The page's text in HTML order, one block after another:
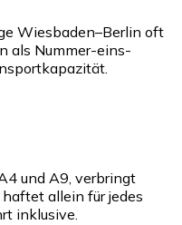
Wiesbaden–Berlin oft
als Nummer-eins-
und A9, verbringt
allein für jedes
inklusive.